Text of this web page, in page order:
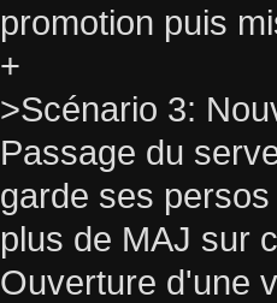
promotion puis
+
>Scénario 3:
Passage du
garde ses
plus de MAJ sur
Ouverture d'une